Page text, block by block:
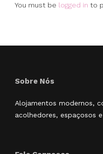
You must be logged in to
Sobre Nós
Alojamentos modernos,
acolhedores, espaçosos